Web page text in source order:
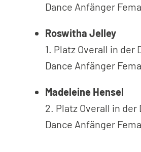
Dance Anfänger
Roswitha Jelley
1. Platz Overall in der
Dance Anfänger
Madeleine Hensel
2. Platz Overall in der
Dance Anfänger